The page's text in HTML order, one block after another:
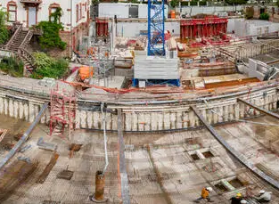
Techniques
Parois en pieux sécants
Jet grouting Soilcrete®